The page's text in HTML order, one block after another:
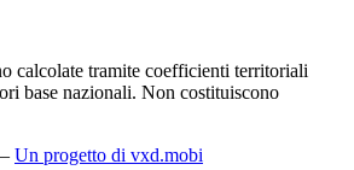
calcolate tramite coefficienti territoriali
base nazionali. Non costituiscono
Un progetto di vxd.mobi